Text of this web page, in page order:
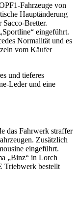
Fahrzeuge von
Hauptänderung
Bretter.
eingeführt.
Normalität und es
vom Käufer
und tieferes
Leder und eine
das Fahrwerk straffer
Zusätzlich
eingeführt.
„Binz“ in Lorch
Triebwerk bestellt